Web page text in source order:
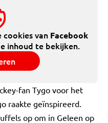
cookies van Facebook
inhoud te bekijken.
fan Tygo voor het
raakte geïnspireerd.
op om in Geleen op